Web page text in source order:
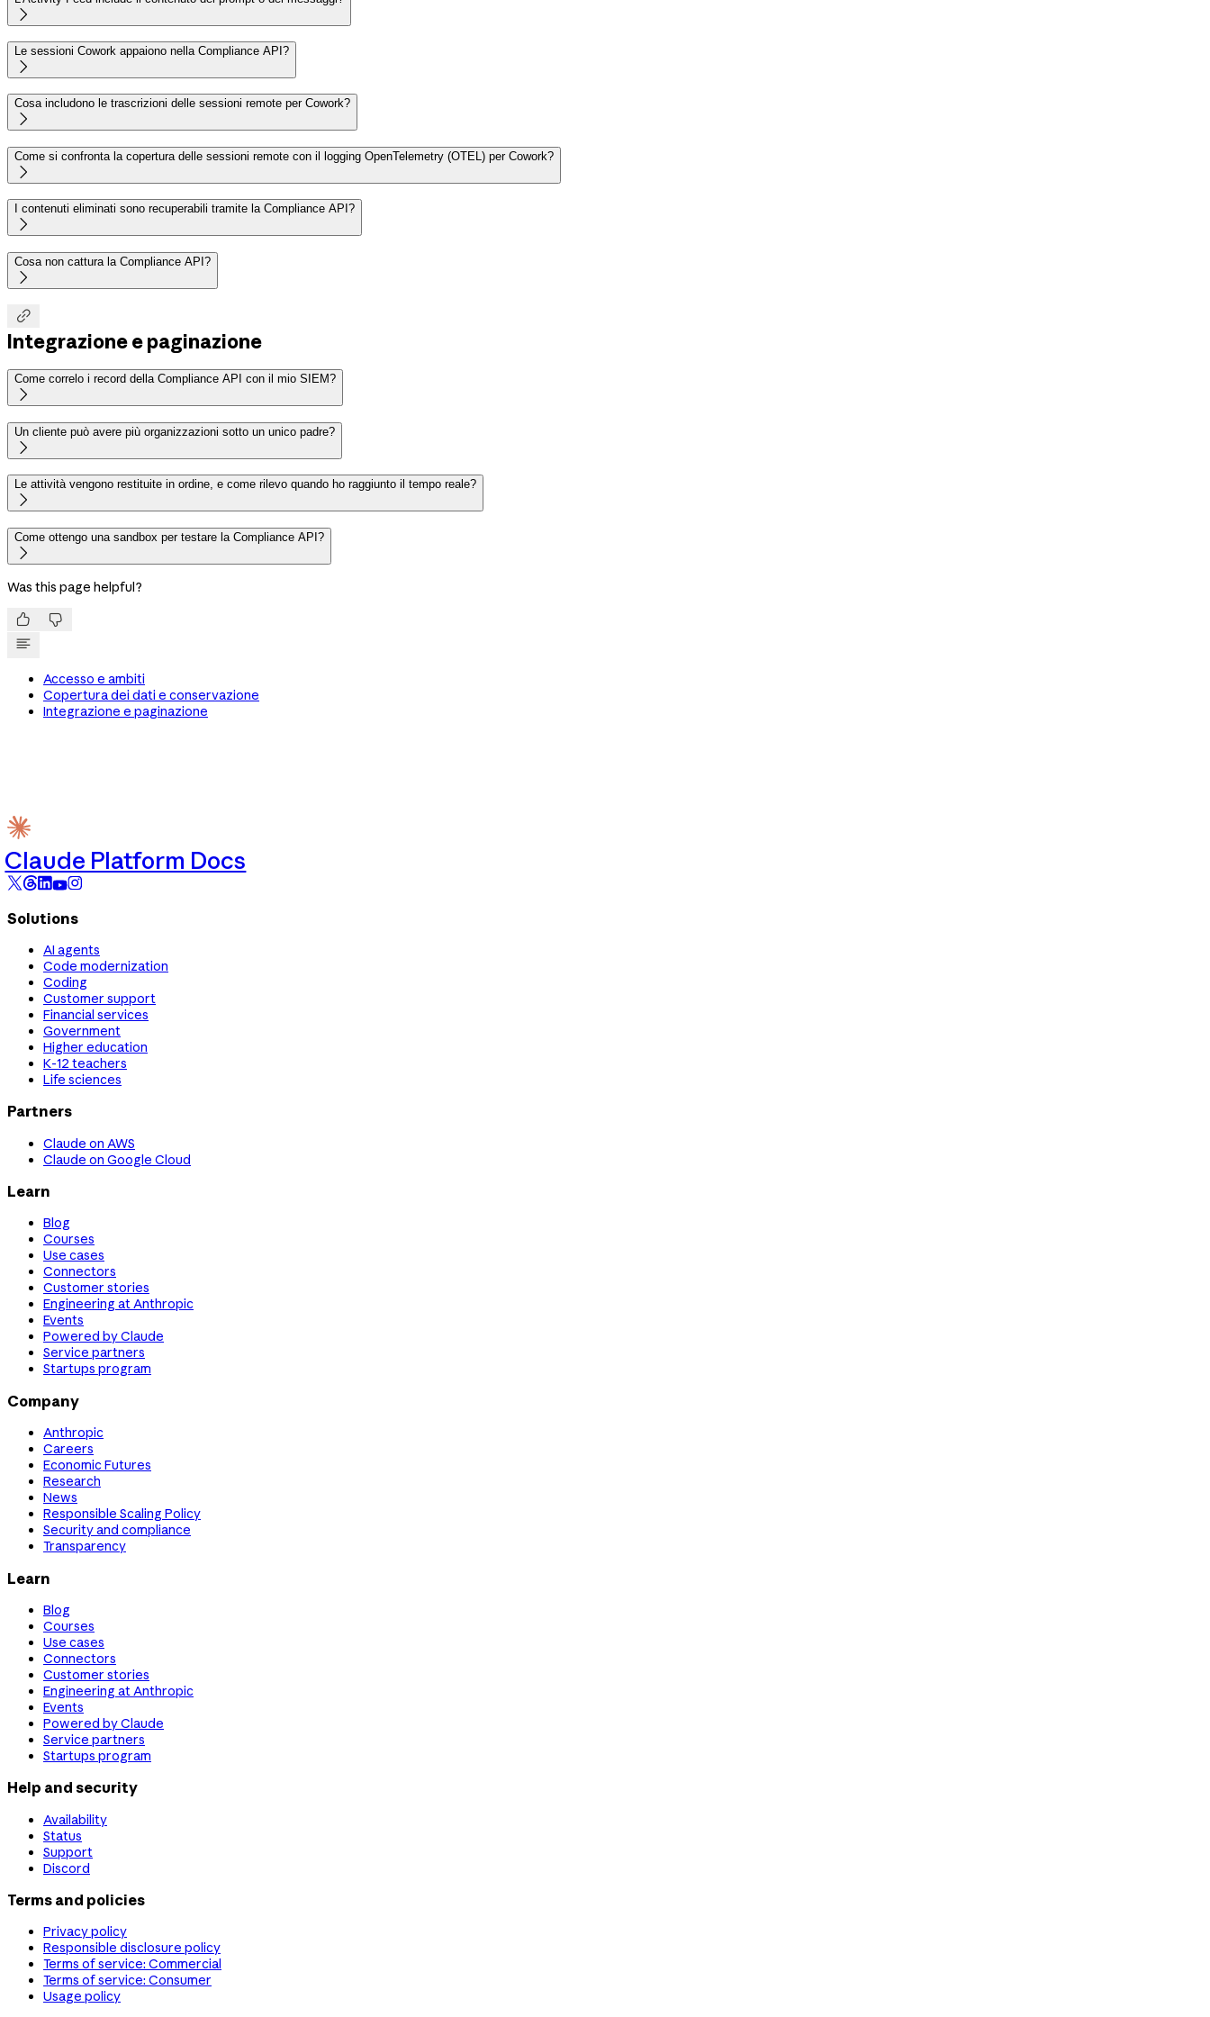

Le sessioni Cowork appaiono nella Compliance API?

Cosa includono le trascrizioni delle sessioni remote per Cowork?

Come si confronta la copertura delle sessioni remote con il logging OpenTelemetry (OTEL) per Cowork?

I contenuti eliminati sono recuperabili tramite la Compliance API?

Cosa non cattura la Compliance API?


Integrazione e paginazione
Come correlo i record della Compliance API con il mio SIEM?

Un cliente può avere più organizzazioni sotto un unico padre?

Le attività vengono restituite in ordine, e come rilevo quando ho raggiunto il tempo reale?

Come ottengo una sandbox per testare la Compliance API?

Was this page helpful?
 
Accesso e ambiti
Copertura dei dati e conservazione
Integrazione e paginazione
Claude Platform Docs
Solutions
AI agents
Code modernization
Coding
Customer support
Financial services
Government
Higher education
K-12 teachers
Life sciences
Partners
Claude on AWS
Claude on Google Cloud
Learn
Blog
Courses
Use cases
Connectors
Customer stories
Engineering at Anthropic
Events
Powered by Claude
Service partners
Startups program
Company
Anthropic
Careers
Economic Futures
Research
News
Responsible Scaling Policy
Security and compliance
Transparency
Learn
Blog
Courses
Use cases
Connectors
Customer stories
Engineering at Anthropic
Events
Powered by Claude
Service partners
Startups program
Help and security
Availability
Status
Support
Discord
Terms and policies
Privacy policy
Responsible disclosure policy
Terms of service: Commercial
Terms of service: Consumer
Usage policy